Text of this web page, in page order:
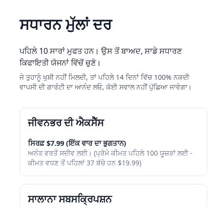
ਸਧਾਰਨ ਮੁੱਲਾਂ ਦਰ
ਪਹਿਲੇ 10 ਸਾਰਾਂ ਮੁਫਤ ਹਨ। ਉਸ ਤੋਂ ਬਾਅਦ, ਸਾਡੇ ਸਧਾਰਣ
ਕਿਫਾਇਤੀ ਯੋਜਨਾਂ ਵਿੱਚੋਂ ਚੁਣੋ।
ਜੇ ਤੁਹਾਨੂੰ ਖੁਸ਼ੀ ਨਹੀਂ ਮਿਲਦੀ, ਤਾਂ ਪਹਿਲੇ 14 ਦਿਨਾਂ ਵਿੱਚ 100% ਨਕਦੀ
ਵਾਪਸੀ ਦੀ ਗਾਰੰਟੀ ਦਾ ਆਨੰਦ ਲਓ, ਕੋਈ ਸਵਾਲ ਨਹੀਂ ਪੁੱਛਿਆ ਜਾਵੇਗਾ।
ਜੀਵਨਭਰ ਦੀ ਐਕਸੈੱਸ
ਸਿਰਫ਼ $7.99 (ਇੱਕ ਵਾਰ ਦਾ ਭੁਗਤਾਨ)
ਅਨੰਤ ਵਰਤੋਂ ਸਦੀਵ ਲਈ। (ਪ੍ਰੋਮੋ ਕੀਮਤ ਪਹਿਲੇ 100 ਯੂਜ਼ਰਾਂ ਲਈ -
ਕੀਮਤ ਵਧਣ ਤੋਂ ਪਹਿਲਾਂ 37 ਬੱਚੇ ਹਨ $19.99)
ਸਾਲਾਨਾ ਸਬਸਕ੍ਰਿਪਸ਼ਨ